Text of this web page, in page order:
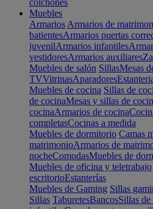
colchones
Muebles
Armarios Armarios de
batientesArmarios puertas
juvenilArmarios infantiles
vestidoresArmarios auxiliares
Muebles de salón SillasMesas
TVVitrinasAparadores
Muebles de cocina Sillas de
de cocinaMesas y sillas de
cocinaArmarios de cocina
completasCocinas a medida
Muebles de dormitorio Camas
matrimonioArmarios de
nocheComodasMuebles de
Muebles de oficina y teletrabajo
escritorioEstanterías
Muebles de Gaming Sillas
Sillas TaburetesBancosSillas